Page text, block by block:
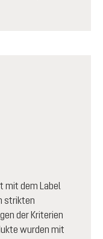
mit dem Label
strikten
der Kriterien
wurden mit